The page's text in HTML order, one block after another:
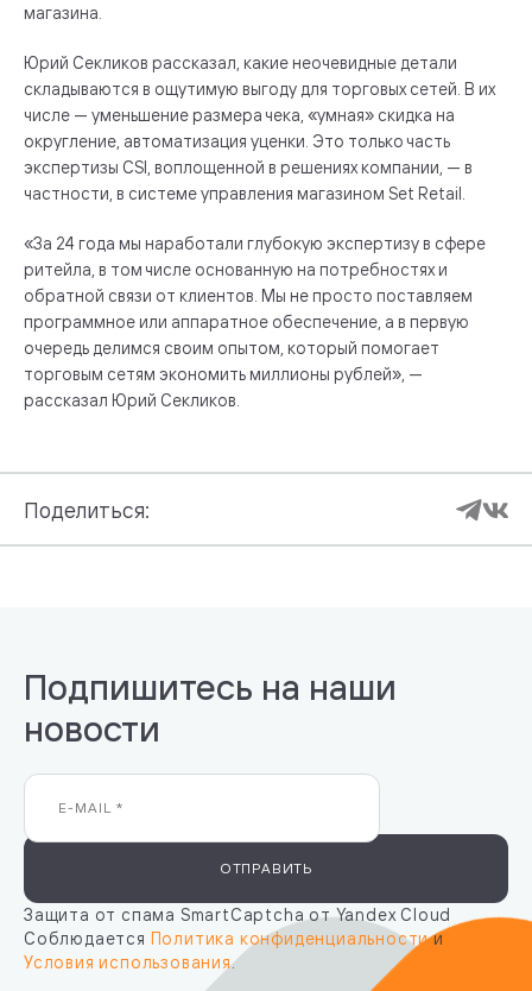
магазина.
Юрий Секликов рассказал, какие неочевидные детали
складываются в ощутимую выгоду для торговых сетей. В их
числе — уменьшение размера чека, «умная» скидка на
округление, автоматизация уценки. Это только часть
экспертизы CSl, воплощенной в решениях компании, — в
частности, в системе управления магазином Set Retail.
«За 24 года мы наработали глубокую экспертизу в сфере
ритейла, в том числе основанную на потребностях и
обратной связи от клиентов. Мы не просто поставляем
программное или аппаратное обеспечение, а в первую
очередь делимся своим опытом, который помогает
торговым сетям экономить миллионы рублей», —
рассказал Юрий Секликов.
Поделиться:
Подпишитесь на наши
новости
ОТПРАВИТЬ
Защита от спама SmartCaptcha от Yandex Cloud
Соблюдается Политика конфиденциальностии
Условия использования.